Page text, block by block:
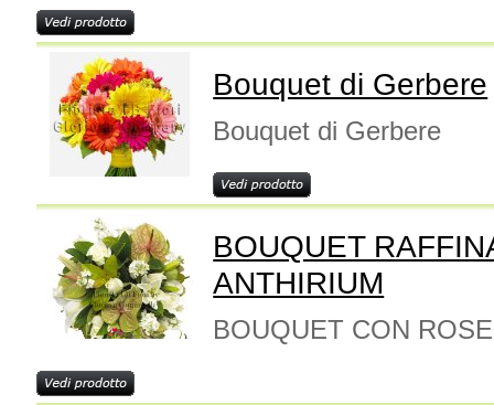
Bouquet di Gerbere
Bouquet di Gerbere
BOUQUET
ANTHIRIUM
BOUQUET CON